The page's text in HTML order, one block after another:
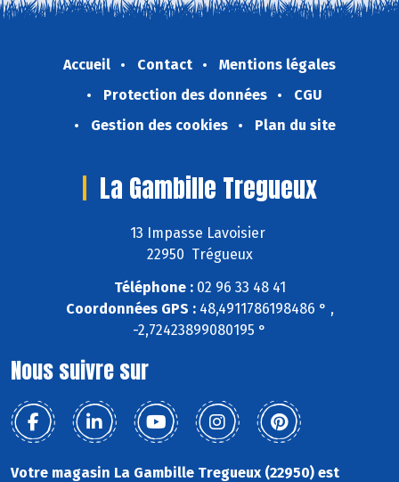
Accueil Contact
Mentions légales
Protection des données
CGU
Gestion des cookies
Plan du site
La Gambille Tregueux
13 Impasse Lavoisier
22950 Trégueux
Téléphone :02 96 33 48 41
Coordonnées GPS :48,4911786198486 ° ,
-2,72423899080195 °
Nous suivre sur
Votre magasin La Gambille Tregueux (22950) est